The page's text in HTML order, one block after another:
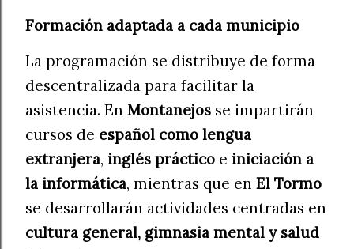
Formación adaptada a cada municipio
La programación se distribuye de forma
descentralizada para facilitar la
asistencia. En Montanejos se impartirán
cursos de español como lengua
extranjera, inglés práctico e iniciación a
la informática, mientras que en El Tormo
se desarrollarán actividades centradas en
cultura general, gimnasia mental y salud